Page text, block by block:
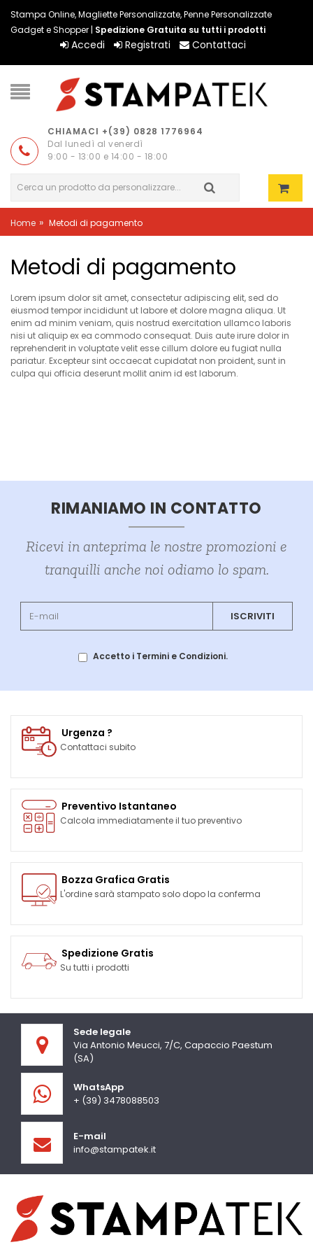
Stampa Online, Magliette Personalizzate, Penne Personalizzate
Gadget e Shopper | Spedizione Gratuita su tutti i prodotti
Accedi Registrati Contattaci
CHIAMACI +(39) 0828 1776964
Dal lunedì al venerdì
9:00 - 13:00 e 14:00 - 18:00
Home » Metodi di pagamento
Metodi di pagamento
Lorem ipsum dolor sit amet, consectetur adipiscing elit, sed do
eiusmod tempor incididunt ut labore et dolore magna aliqua. Ut
enim ad minim veniam, quis nostrud exercitation ullamco laboris
nisi ut aliquip ex ea commodo consequat. Duis aute irure dolor in
reprehenderit in voluptate velit esse cillum dolore eu fugiat nulla
pariatur. Excepteur sint occaecat cupidatat non proident, sunt in
culpa qui officia deserunt mollit anim id est laborum.
RIMANIAMO IN CONTATTO
Ricevi in anteprima le nostre promozioni e
tranquilli anche noi odiamo lo spam.
ISCRIVITI
Accetto i Termini e Condizioni.
Urgenza ?
Contattaci subito
Preventivo Istantaneo
Calcola immediatamente il tuo preventivo
Bozza Grafica Gratis
L'ordine sarà stampato solo dopo la conferma
Spedizione Gratis
Su tutti i prodotti
Sede legale
Via Antonio Meucci, 7/C, Capaccio Paestum
(SA)
WhatsApp
+ (39) 3478088503
E-mail
info@stampatek.it